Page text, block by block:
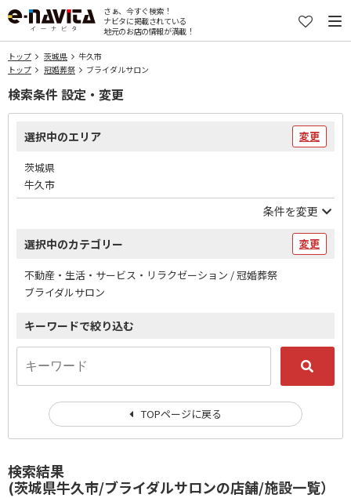
さぁ、今すぐ検索！
ナビタに掲載されている
地元のお店の情報が満載！
トップ 茨城県
牛久市
トップ
冠婚葬祭 ブライダルサロン
検索結果
(茨城県牛久市/ブライダルサロンの店舗/施設一覧）
検索条件 設定・変更
選択中のエリア 変更
茨城県
牛久市
条件を変更
選択中のカテゴリー 変更
不動産・生活・サービス・リラクゼーション / 冠婚葬祭
ブライダルサロン
キーワードで絞り込む
TOPページに戻る